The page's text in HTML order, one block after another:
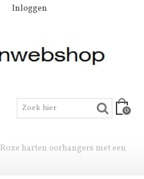
Inloggen
0
Roze harten oorhangers met een